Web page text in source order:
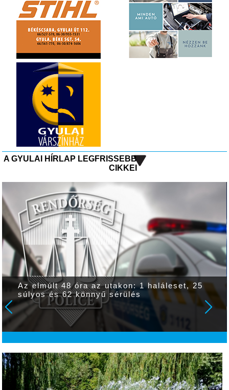
A GYULAI HÍRLAP LEGFRISSEBB
CIKKEI
Az elmúlt 48 óra az utakon: 1 haláleset, 25
súlyos és 62 könnyű sérülés